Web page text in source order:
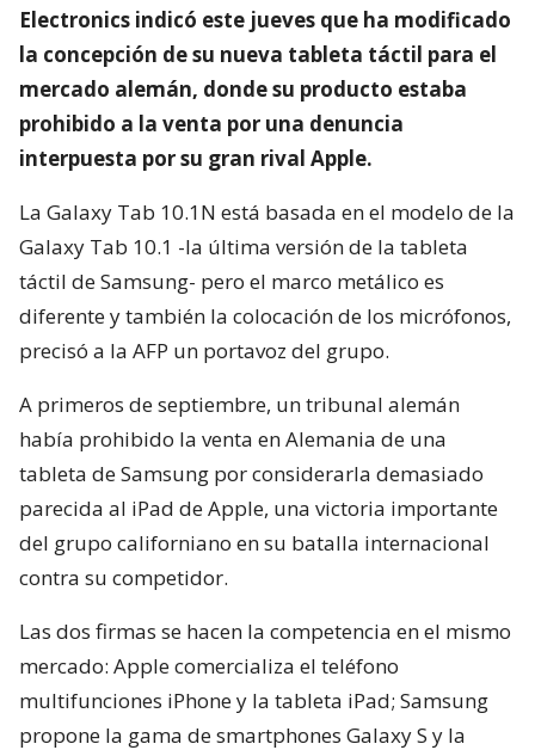
Electronics indicó este jueves que ha modificado
la concepción de su nueva tableta táctil para el
mercado alemán, donde su producto estaba
prohibido a la venta por una denuncia
interpuesta por su gran rival Apple.
La Galaxy Tab 10.1N está basada en el modelo de la
Galaxy Tab 10.1 -la última versión de la tableta
táctil de Samsung- pero el marco metálico es
diferente y también la colocación de los micrófonos,
precisó a la AFP un portavoz del grupo.
A primeros de septiembre, un tribunal alemán
había prohibido la venta en Alemania de una
tableta de Samsung por considerarla demasiado
parecida al iPad de Apple, una victoria importante
del grupo californiano en su batalla internacional
contra su competidor.
Las dos firmas se hacen la competencia en el mismo
mercado: Apple comercializa el teléfono
multifunciones iPhone y la tableta iPad; Samsung
propone la gama de smartphones Galaxy S y la